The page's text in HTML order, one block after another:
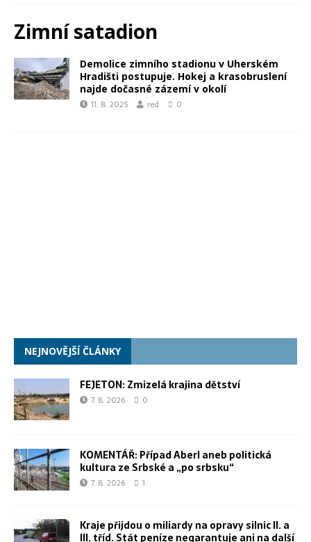
Zimní satadion
Demolice zimního stadionu v Uherském
Hradišti postupuje. Hokej a krasobruslení
najde dočasné zázemí v okolí
11. 8. 2025 red 0
NEJNOVĚJŠÍ ČLÁNKY
FEJETON: Zmizelá krajina dětství
7. 8. 2026 0
KOMENTÁŘ: Případ Aberl aneb politická
kultura ze Srbské a „po srbsku“
7. 8. 2026 1
Kraje přijdou o miliardy na opravy silnic II. a
III. tříd. Stát peníze negarantuje ani na další